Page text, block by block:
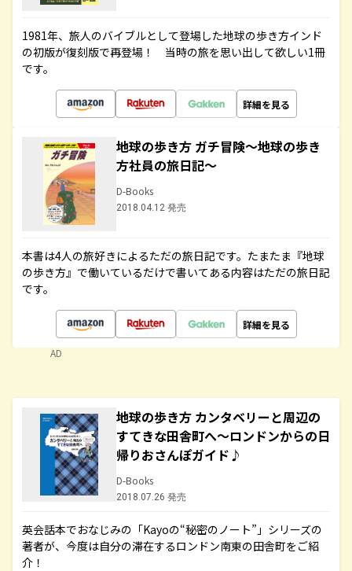
1981年、旅人のバイブルとして登場した地球の歩き方インド
の初版が復刻版で再登場！ 当時の旅を思い出して欲しい1冊
です。
詳細を見る
地球の歩き方 ガチ冒険～地球の歩き
方社員の旅日記～
D-Books
2018.04.12 発売
本書は4人の旅好きによるただの旅日記です。たまたま『地球
の歩き方』で働いているだけで書いてある内容はただの旅日記
です。
詳細を見る
AD
地球の歩き方 カンタベリーと周辺の
すてきな田舎町へ～ロンドンからの日
帰りおさんぽガイド♪
D-Books
2018.07.26 発売
英会話本でおなじみの「Kayoの“秘密のノート”」シリーズの
著者が、今度は自分の滞在するロンドン南東の田舎町をご紹
介！